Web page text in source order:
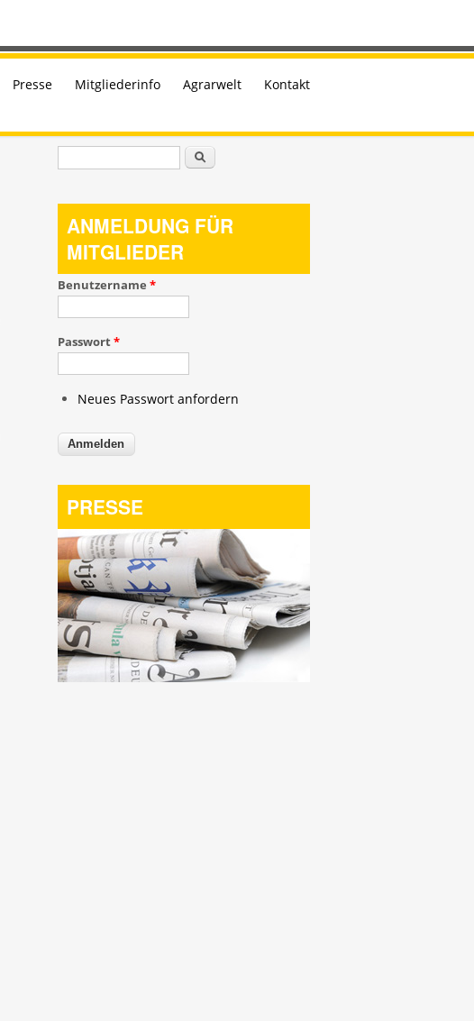
Presse Mitgliederinfo Agrarwelt Kontakt
Suchformular Suche
ANMELDUNG FÜR
MITGLIEDER
Benutzername *
Passwort*
Neues Passwort anfordern
PRESSE